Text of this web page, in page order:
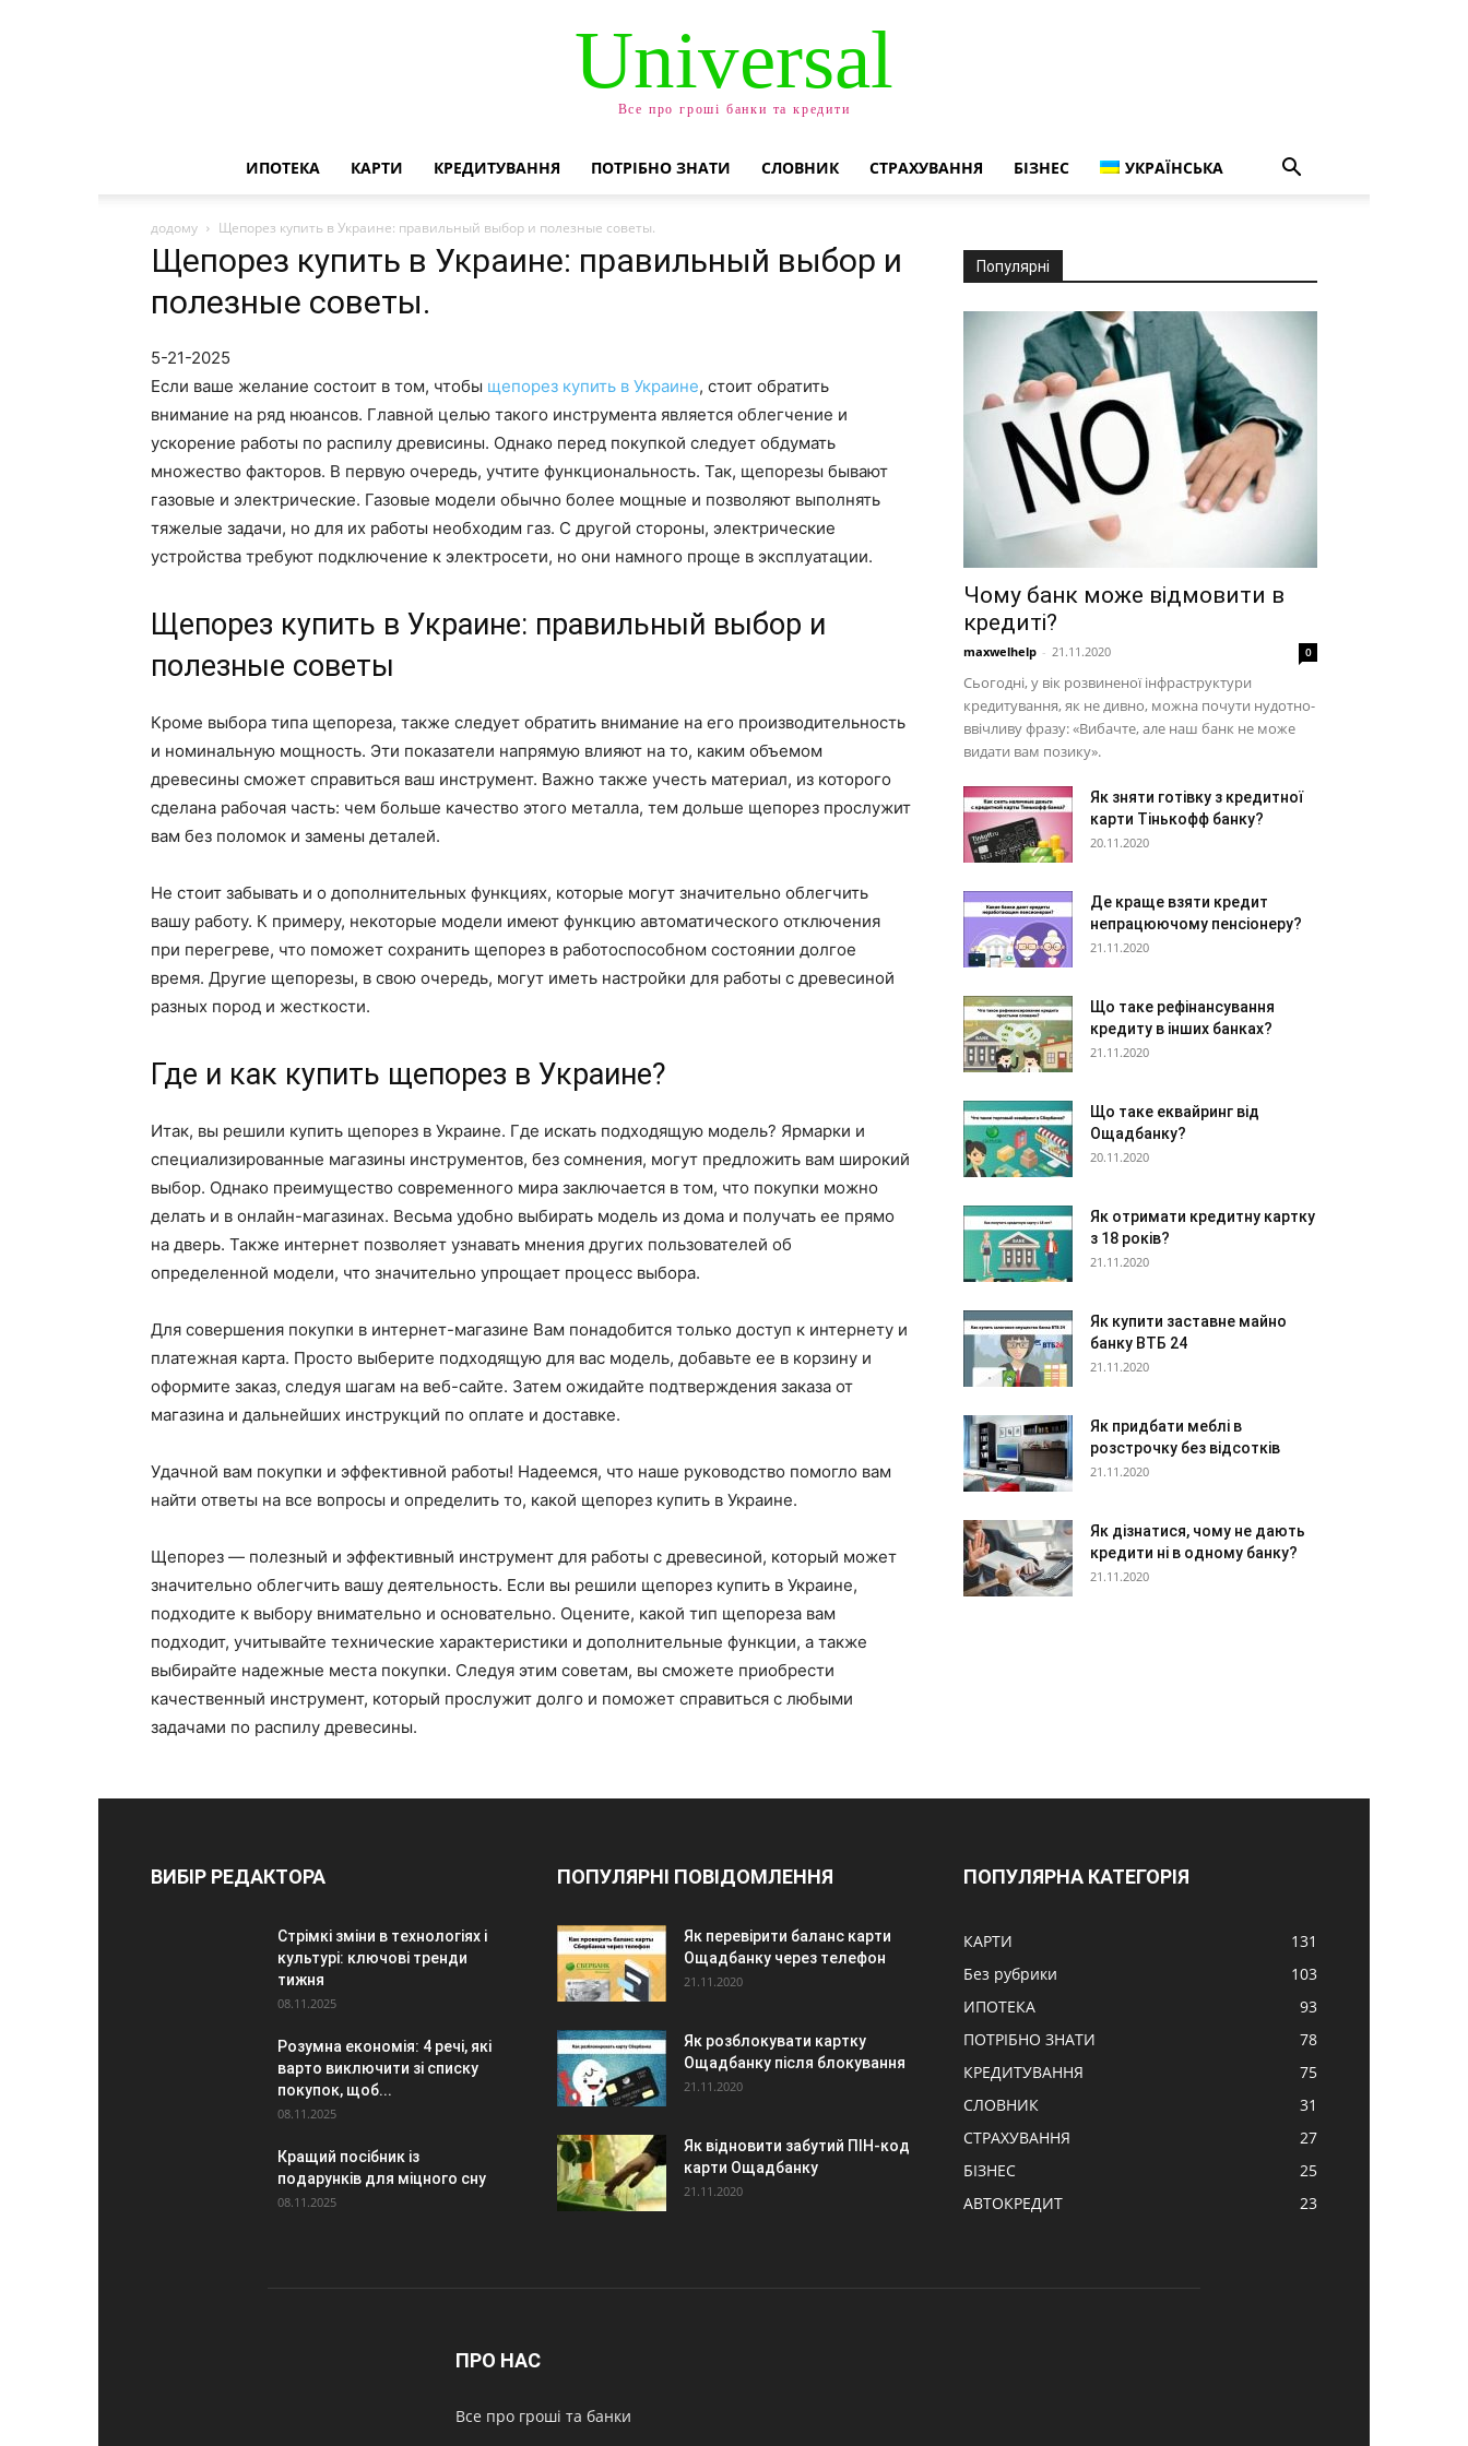
Universal
Все про гроші банки та кредити
ИПОТЕКА КАРТИ КРЕДИТУВАННЯ ПОТРІБНО ЗНАТИ СЛОВНИК СТРАХУВАННЯ БІЗНЕС УКРАЇНСЬКА
додому Щепорез купить в Украине: правильный выбор и полезные советы.
Щепорез купить в Украине: правильный выбор и
полезные советы.
5-21-2025
Если ваше желание состоит в том, чтобы щепорез купить в Украине, стоит обратить
внимание на ряд нюансов. Главной целью такого инструмента является облегчение и
ускорение работы по распилу древисины. Однако перед покупкой следует обдумать
множество факторов. В первую очередь, учтите функциональность. Так, щепорезы бывают
газовые и электрические. Газовые модели обычно более мощные и позволяют выполнять
тяжелые задачи, но для их работы необходим газ. С другой стороны, электрические
устройства требуют подключение к электросети, но они намного проще в эксплуатации.
Щепорез купить в Украине: правильный выбор и
полезные советы
Кроме выбора типа щепореза, также следует обратить внимание на его производительность
и номинальную мощность. Эти показатели напрямую влияют на то, каким объемом
древесины сможет справиться ваш инструмент. Важно также учесть материал, из которого
сделана рабочая часть: чем больше качество этого металла, тем дольше щепорез прослужит
вам без поломок и замены деталей.
Не стоит забывать и о дополнительных функциях, которые могут значительно облегчить
вашу работу. К примеру, некоторые модели имеют функцию автоматического отключения
при перегреве, что поможет сохранить щепорез в работоспособном состоянии долгое
время. Другие щепорезы, в свою очередь, могут иметь настройки для работы с древесиной
разных пород и жесткости.
Где и как купить щепорез в Украине?
Итак, вы решили купить щепорез в Украине. Где искать подходящую модель? Ярмарки и
специализированные магазины инструментов, без сомнения, могут предложить вам широкий
выбор. Однако преимущество современного мира заключается в том, что покупки можно
делать и в онлайн-магазинах. Весьма удобно выбирать модель из дома и получать ее прямо
на дверь. Также интернет позволяет узнавать мнения других пользователей об
определенной модели, что значительно упрощает процесс выбора.
Для совершения покупки в интернет-магазине Вам понадобится только доступ к интернету и
платежная карта. Просто выберите подходящую для вас модель, добавьте ее в корзину и
оформите заказ, следуя шагам на веб-сайте. Затем ожидайте подтверждения заказа от
магазина и дальнейших инструкций по оплате и доставке.
Удачной вам покупки и эффективной работы! Надеемся, что наше руководство помогло вам
найти ответы на все вопросы и определить то, какой щепорез купить в Украине.
Щепорез — полезный и эффективный инструмент для работы с древесиной, который может
значительно облегчить вашу деятельность. Если вы решили щепорез купить в Украине,
подходите к выбору внимательно и основательно. Оцените, какой тип щепореза вам
подходит, учитывайте технические характеристики и дополнительные функции, а также
выбирайте надежные места покупки. Следуя этим советам, вы сможете приобрести
качественный инструмент, который прослужит долго и поможет справиться с любыми
задачами по распилу древесины.
Популярні
Чому банк може відмовити в
кредиті?
maxwelhelp - 21.11.2020 0
Сьогодні, у вік розвиненої інфраструктури
кредитування, як не дивно, можна почути нудотно-
ввічливу фразу: «Вибачте, але наш банк не може
видати вам позику».
Як зняти готівку з кредитної
карти Тінькофф банку?
20.11.2020
Де краще взяти кредит
непрацюючому пенсіонеру?
21.11.2020
Що таке рефінансування
кредиту в інших банках?
21.11.2020
Що таке еквайринг від
Ощадбанку?
20.11.2020
Як отримати кредитну картку
з 18 років?
21.11.2020
Як купити заставне майно
банку ВТБ 24
21.11.2020
Як придбати меблі в
розстрочку без відсотків
21.11.2020
Як дізнатися, чому не дають
кредити ні в одному банку?
21.11.2020
ВИБІР РЕДАКТОРА
Стрімкі зміни в технологіях і
культурі: ключові тренди
тижня
08.11.2025
Розумна економія: 4 речі, які
варто виключити зі списку
покупок, щоб...
08.11.2025
Кращий посібник із
подарунків для міцного сну
08.11.2025
ПОПУЛЯРНІ ПОВІДОМЛЕННЯ
Як перевірити баланс карти
Ощадбанку через телефон
21.11.2020
Як розблокувати картку
Ощадбанку після блокування
21.11.2020
Як відновити забутий ПІН-код
карти Ощадбанку
21.11.2020
ПОПУЛЯРНА КАТЕГОРІЯ
КАРТИ
131
Без рубрики
103
ИПОТЕКА
93
ПОТРІБНО ЗНАТИ
78
КРЕДИТУВАННЯ
75
СЛОВНИК
31
СТРАХУВАННЯ
27
БІЗНЕС
25
АВТОКРЕДИТ
23
ПРО НАС
Все про гроші та банки